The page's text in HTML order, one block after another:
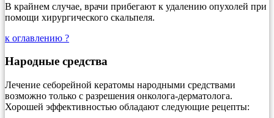
В крайнем случае, врачи прибегают к удалению опухолей при
помощи хирургического скальпеля.
к оглавлению ?
Народные средства
Лечение себорейной кератомы народными средствами
возможно только с разрешения онколога-дерматолога.
Хорошей эффективностью обладают следующие рецепты: